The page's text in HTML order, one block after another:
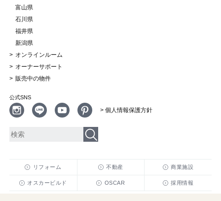
富山県
石川県
福井県
新潟県
オンラインルーム
オーナーサポート
販売中の物件
公式SNS
> 個人情報保護方針
リフォーム 不動産 商業施設
オスカービルド OSCAR 採用情報